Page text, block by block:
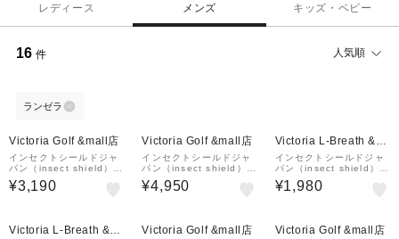
レディース メンズ キッズ・ベビー
16 件 人気順
ランゼラ
Victoria Golf &mall店
インセクトシールドジャ
パン（insect shield）ゴ
ルフ 吸汗速乾 消臭 アー
ムカバー 2067TC-07
¥3,190
Victoria Golf &mall店
インセクトシールドジャ
パン（insect shield）ゴ
ルフウェア 吸汗速乾 消
臭 レギンス 2068TC-07
¥4,950
Victoria L-Breath &m
all店
インセクトシールドジャ
パン（insect shield）ア
ームカバー 2067TC-07
¥1,980
Victoria L-Breath &m
Victoria Golf &mall店 Victoria Golf &mall店